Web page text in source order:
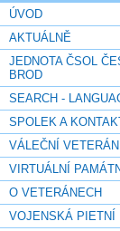
ÚVOD
AKTUÁLNĚ
JEDNOTA ČSOL
BROD
SEARCH -
SPOLEK A
VÁLEČNÍ VETERÁNI
VIRTUÁLNÍ
O VETERÁNECH
VOJENSKÁ PIETNÍ